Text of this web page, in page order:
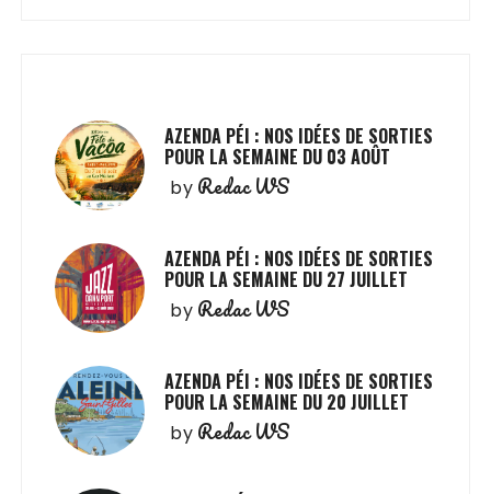
AZENDA PÉI : NOS IDÉES DE SORTIES
POUR LA SEMAINE DU 03 AOÛT
by Redac WS
AZENDA PÉI : NOS IDÉES DE SORTIES
POUR LA SEMAINE DU 27 JUILLET
by Redac WS
AZENDA PÉI : NOS IDÉES DE SORTIES
POUR LA SEMAINE DU 20 JUILLET
by Redac WS